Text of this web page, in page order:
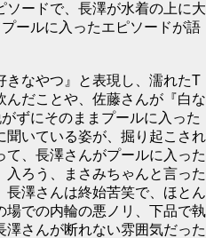
ードで、長澤が水着の上に大
ールに入ったエピソードが語
きなやつ』と表現し、濡れたT
んだことや、佐藤さんが『白な
ずにそのままプールに入った
聞いている姿が、掘り起こされ
、長澤さんがプールに入った
ろう、まさみちゃんと言った
澤さんは終始苦笑で、ほとん
場での内輪の悪ノリ、下品で執
さんが断れない雰囲気だった